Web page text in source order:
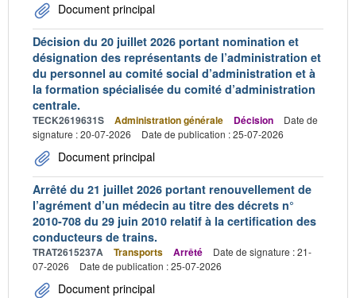
Document principal
Décision du 20 juillet 2026 portant nomination et
désignation des représentants de l’administration et
du personnel au comité social d’administration et à
la formation spécialisée du comité d’administration
centrale.
TECK2619631S Administration générale Décision
Date de
signature : 20-07-2026
Date de publication : 25-07-2026
Document principal
Arrêté du 21 juillet 2026 portant renouvellement de
l’agrément d’un médecin au titre des décrets n°
2010-708 du 29 juin 2010 relatif à la certification des
conducteurs de trains.
TRAT2615237A Transports Arrêté
Date de signature : 21-
07-2026
Date de publication : 25-07-2026
Document principal